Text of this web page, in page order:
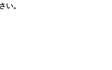
い。